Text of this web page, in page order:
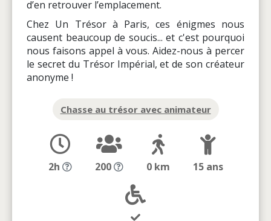
d’en retrouver l’emplacement.
Chez Un Trésor à Paris, ces énigmes nous
causent beaucoup de soucis... et c'est pourquoi
nous faisons appel à vous. Aidez-nous à percer
le secret du Trésor Impérial, et de son créateur
anonyme !
Chasse au trésor avec animateur
2h 200 0 km 15 ans